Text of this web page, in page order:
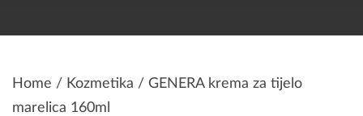
Home / Kozmetika / GENERA krema za tijelo
marelica 160ml